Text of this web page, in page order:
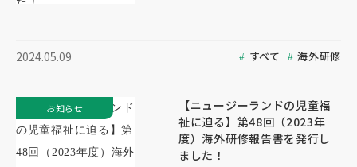
2024.05.09 すべて 海外研修
【ニュージーランドの児童福
祉に迫る】第48回（2023年
度）海外研修報告書を発行し
ました！
お知らせ